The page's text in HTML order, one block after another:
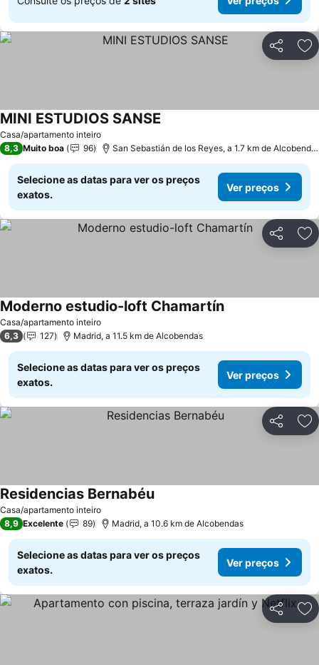
Partilhar
Casa/apartamento inteiro
MINI ESTUDIOS SANSE
8,3 Muito boa 96 San Sebastián de los Reyes, a 1.7 km de Alcobendas
Selecione as datas para ver os preços
exatos.
Ver preços
Partilhar
Casa/apartamento inteiro
Moderno estudio-loft Chamartín
6,3 127 Madrid, a 11.5 km de Alcobendas
Selecione as datas para ver os preços
exatos.
Ver preços
Partilhar
Casa/apartamento inteiro
Residencias Bernabéu
8,9 Excelente 89 Madrid, a 10.6 km de Alcobendas
Selecione as datas para ver os preços
exatos.
Ver preços
Partilhar